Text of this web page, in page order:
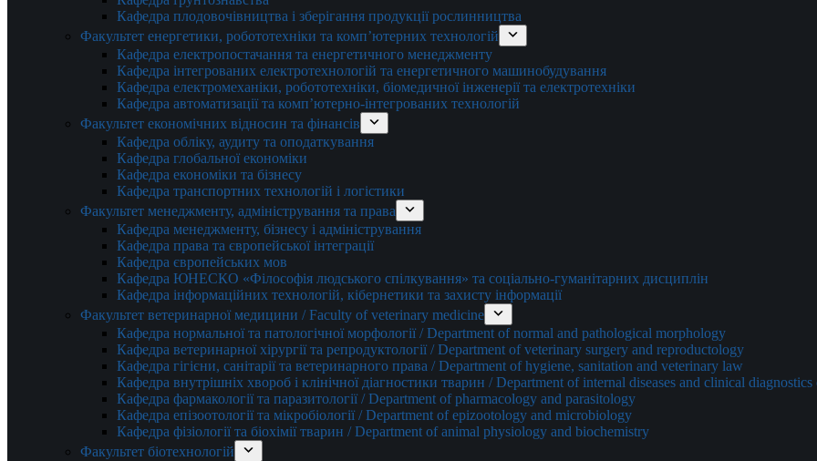
Кафедра плодовочівництва і зберігання продукції рослинництва
Факультет енергетики, робототехніки та комп’ютерних технологій
Кафедра електропостачання та енергетичного менеджменту
Кафедра інтегрованих електротехнологій та енергетичного машинобудування
Кафедра електромеханіки, робототехніки, біомедичної інженерії та електротехніки
Кафедра автоматизації та комп’ютерно-інтегрованих технологій
Факультет економічних відносин та фінансів
Кафедра обліку, аудиту та оподаткування
Кафедра глобальної економіки
Кафедра економіки та бізнесу
Кафедра транспортних технологій і логістики
Факультет менеджменту, адміністрування та права
Кафедра менеджменту, бізнесу і адміністрування
Кафедра права та європейської інтеграції
Кафедра європейських мов
Кафедра ЮНЕСКО «Філософія людського спілкування» та соціально-гуманітарних дисциплін
Кафедра інформаційних технологій, кібернетики та захисту інформації
Факультет ветеринарної медицини / Faculty of veterinary medicine
Кафедра нормальної та патологічної морфології / Department of normal and pathological morphology
Кафедра ветеринарної хірургії та репродуктології / Department of veterinary surgery and reproductology
Кафедра гігієни, санітарії та ветеринарного права / Department of hygiene, sanitation and veterinary law
Кафедра внутрішніх хвороб і клінічної діагностики тварин / Department of internal diseases and clinical
Кафедра фармакології та паразитології / Department of pharmacology and parasitology
Кафедра епізоотології та мікробіології / Department of epizootology and microbiology
Кафедра фізіології та біохімії тварин / Department of animal physiology and biochemistry
Факультет біотехнологій